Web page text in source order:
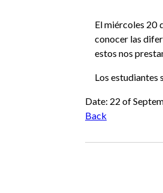
El miércoles 20
conocer las
estos nos
Los estudiantes
Date: 22 of
Back